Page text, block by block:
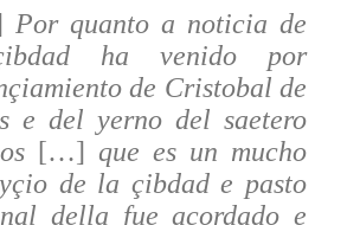
Por quanto a noticia de
ha venido por
de Cristobal de
e del yerno del saetero
[…] que es un mucho
de la çibdad e pasto
della fue acordado e